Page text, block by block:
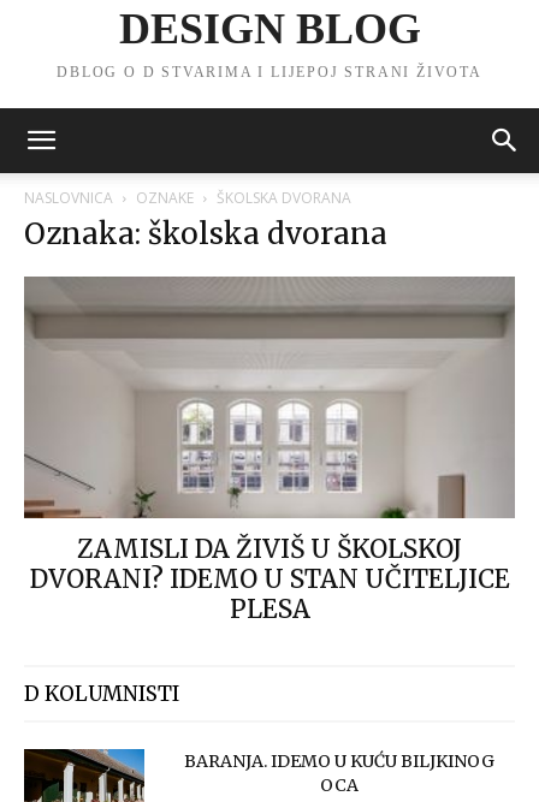
DESIGN BLOG
DBLOG O D STVARIMA I LIJEPOJ STRANI ŽIVOTA
NASLOVNICA OZNAKE ŠKOLSKA DVORANA
Oznaka: školska dvorana
ZAMISLI DA ŽIVIŠ U ŠKOLSKOJ
DVORANI? IDEMO U STAN UČITELJICE
PLESA
D KOLUMNISTI
BARANJA. IDEMO U KUĆU BILJKINOG
OCA